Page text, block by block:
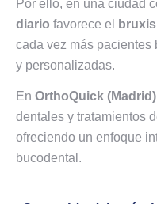
Por ello, en una ciudad
diario favorece el
cada vez más
y personalizadas.
En OrthoQuick (Madrid)
dentales y tratamientos
ofreciendo un enfoque
bucodental.